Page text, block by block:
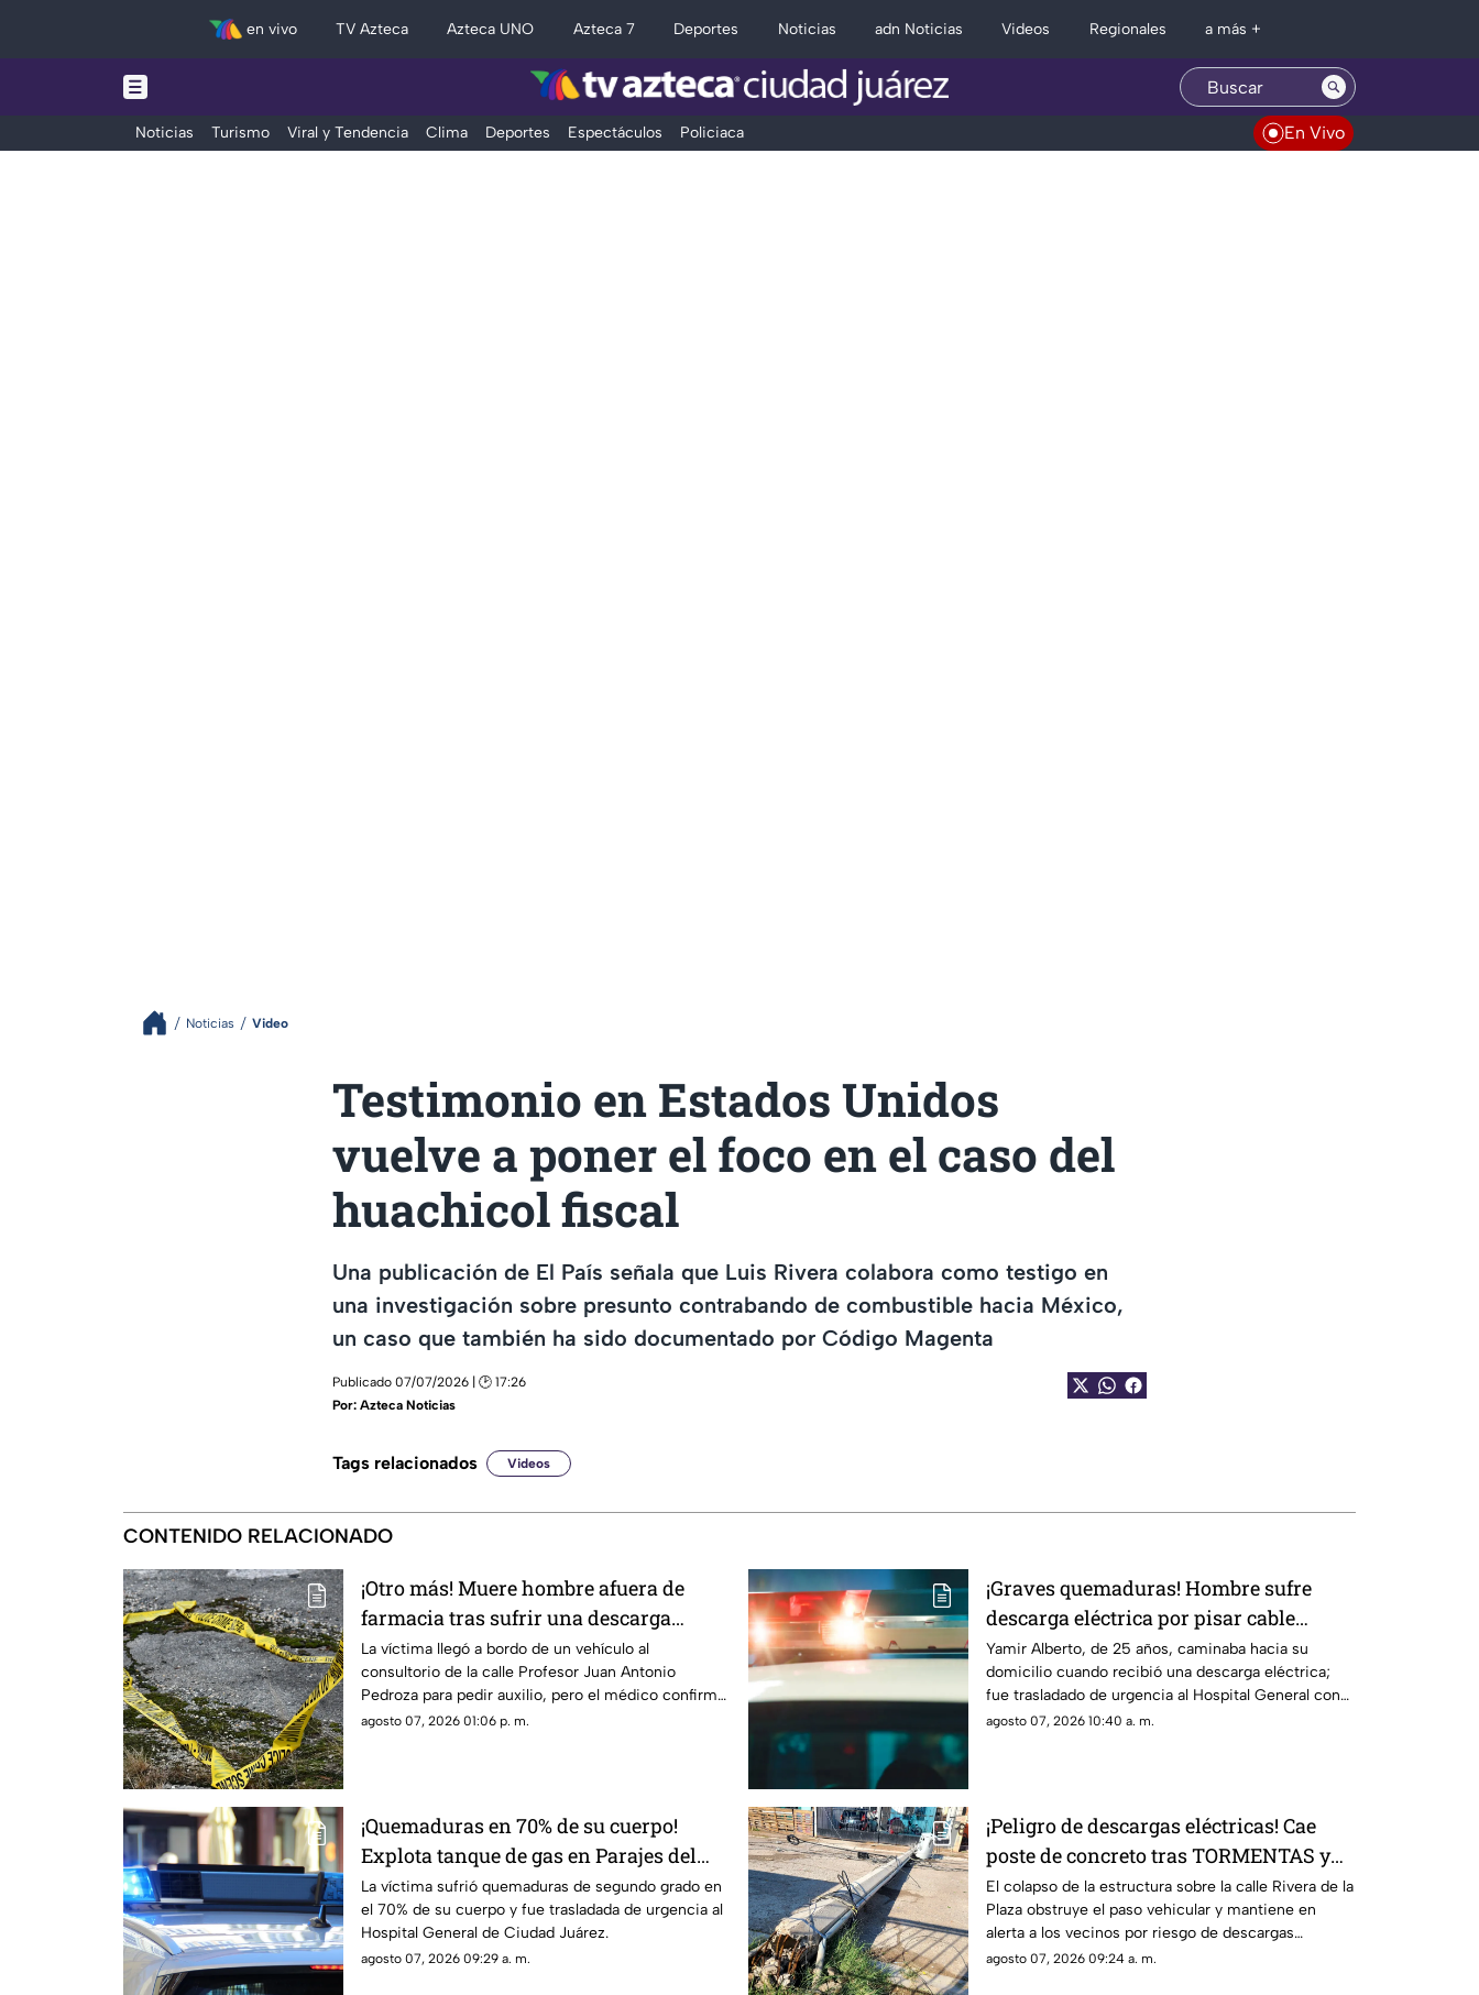
en vivo TV Azteca Azteca UNO Azteca 7 Deportes Noticias adn Noticias Videos Regionales a más +
Noticias Turismo Viral y Tendencia Clima Deportes Espectáculos Policiaca En Vivo
Noticias Video
Testimonio en Estados Unidos
vuelve a poner el foco en el caso del
huachicol fiscal
Una publicación de El País señala que Luis Rivera colabora como testigo en
una investigación sobre presunto contrabando de combustible hacia México,
un caso que también ha sido documentado por Código Magenta
Publicado 07/07/2026 | 🕑 17:26
Por: Azteca Noticias
Tags relacionados Videos
CONTENIDO RELACIONADO
¡Otro más! Muere hombre afuera de
farmacia tras sufrir una descarga
eléctrica en Ciudad Juárez
La víctima llegó a bordo de un vehículo al
consultorio de la calle Profesor Juan Antonio
Pedroza para pedir auxilio, pero el médico confirmó
que ya no contaba con signos vitales
agosto 07, 2026 01:06 p. m.
¡Graves quemaduras! Hombre sufre
descarga eléctrica por pisar cable
expuesto en banqueta de Ciudad Juárez
Yamir Alberto, de 25 años, caminaba hacia su
domicilio cuando recibió una descarga eléctrica;
fue trasladado de urgencia al Hospital General con
lesiones de segundo y tercer grado
agosto 07, 2026 10:40 a. m.
¡Quemaduras en 70% de su cuerpo!
Explota tanque de gas en Parajes del
Sur y deja a una persona grave
La víctima sufrió quemaduras de segundo grado en
el 70% de su cuerpo y fue trasladada de urgencia al
Hospital General de Ciudad Juárez.
agosto 07, 2026 09:29 a. m.
¡Peligro de descargas eléctricas! Cae
poste de concreto tras TORMENTAS y
bloquea calles en Ciudad Juárez
El colapso de la estructura sobre la calle Rivera de la
Plaza obstruye el paso vehicular y mantiene en
alerta a los vecinos por riesgo de descargas
eléctricas
agosto 07, 2026 09:24 a. m.